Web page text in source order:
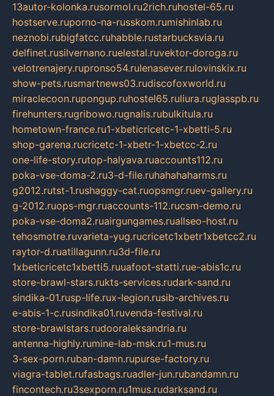
13autor-kolonka.rusormol.ru2rich.ruhostel-65.ru
hostserve.ruporno-na-russkom.rumishinlab.ru
neznobi.rubigfatcc.ruhabble.rustarbucksvia.ru
delfinet.rusilvernano.ruelestal.ruvektor-doroga.ru
velotrenajery.rupronso54.rulenasever.rulovinskix.ru
show-pets.rusmartnews03.rudiscofoxworld.ru
miraclecoon.rupongup.ruhostel65.ruliura.ruglasspb.ru
firehunters.rugribowo.rugnalis.rubulkitula.ru
hometown-france.ru1-xbeticricetc-1-xbetti-5.ru
shop-garena.rucricetc-1-xbetr-1-xbetcc-2.ru
one-life-story.rutop-halyava.ruaccounts112.ru
poka-vse-doma-2.ru3-d-file.ruhahahaharms.ru
g2012.rutst-1.rushaggy-cat.ruopsmgr.ruev-gallery.ru
g-2012.ruops-mgr.ruaccounts-112.rucsm-demo.ru
poka-vse-doma2.ruairgungames.ruallseo-host.ru
tehosmotre.ruvarieta-yug.rucricetc1xbetr1xbetcc2.ru
raytor-d.ruatillagunn.ru3d-file.ru
1xbeticricetc1xbetti5.ruuafoot-statti.rue-abis1c.ru
store-brawl-stars.rukts-services.rudark-sand.ru
sindika-01.rusp-life.rux-legion.rusib-archives.ru
e-abis-1-c.rusindika01.ruvenda-festival.ru
store-brawlstars.rudooraleksandria.ru
antenna-highly.rumine-lab-msk.ru1-mus.ru
3-sex-porn.ruban-damn.rupurse-factory.ru
viagra-tablet.rufasbags.ruadler-jun.rubandamn.ru
fincontech.ru3sexporn.ru1mus.rudarksand.ru